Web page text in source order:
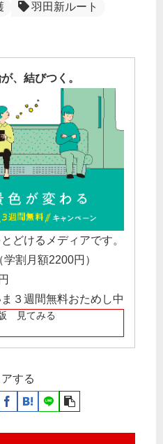
羽田新ルート
、結びつく。
どけるメディアです。
割月額2200円）
３週間無料おためし中
見てみる
する